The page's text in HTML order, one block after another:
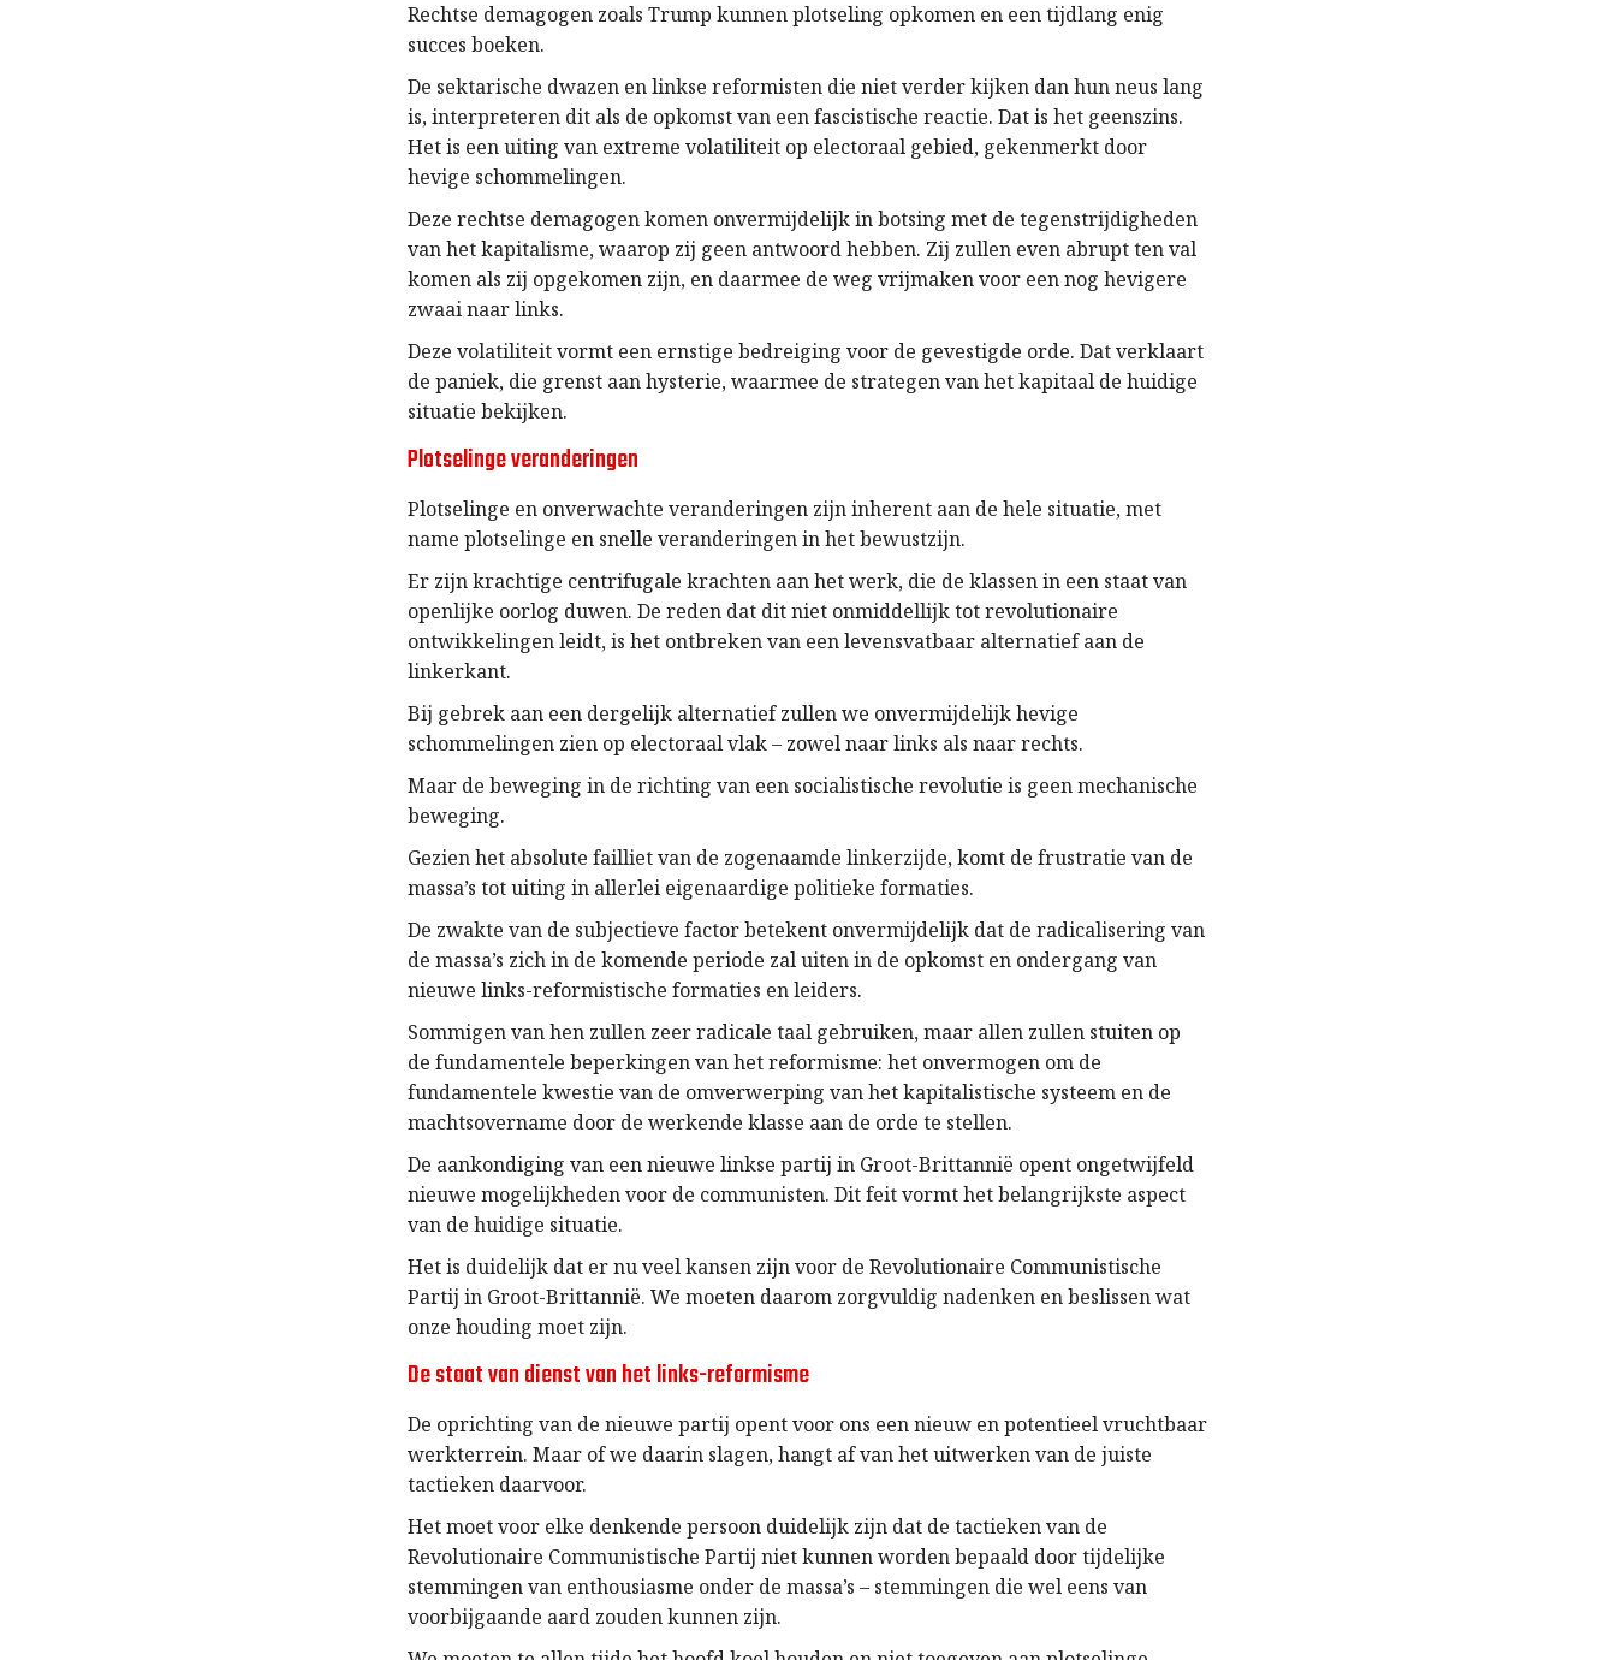
Rechtse demagogen zoals Trump kunnen plotseling opkomen en een tijdlang enig
succes boeken.
De sektarische dwazen en linkse reformisten die niet verder kijken dan hun neus lang
is, interpreteren dit als de opkomst van een fascistische reactie. Dat is het geenszins.
Het is een uiting van extreme volatiliteit op electoraal gebied, gekenmerkt door
hevige schommelingen.
Deze rechtse demagogen komen onvermijdelijk in botsing met de tegenstrijdigheden
van het kapitalisme, waarop zij geen antwoord hebben. Zij zullen even abrupt ten val
komen als zij opgekomen zijn, en daarmee de weg vrijmaken voor een nog hevigere
zwaai naar links.
Deze volatiliteit vormt een ernstige bedreiging voor de gevestigde orde. Dat verklaart
de paniek, die grenst aan hysterie, waarmee de strategen van het kapitaal de huidige
situatie bekijken.
Plotselinge veranderingen
Plotselinge en onverwachte veranderingen zijn inherent aan de hele situatie, met
name plotselinge en snelle veranderingen in het bewustzijn.
Er zijn krachtige centrifugale krachten aan het werk, die de klassen in een staat van
openlijke oorlog duwen. De reden dat dit niet onmiddellijk tot revolutionaire
ontwikkelingen leidt, is het ontbreken van een levensvatbaar alternatief aan de
linkerkant.
Bij gebrek aan een dergelijk alternatief zullen we onvermijdelijk hevige
schommelingen zien op electoraal vlak – zowel naar links als naar rechts.
Maar de beweging in de richting van een socialistische revolutie is geen mechanische
beweging.
Gezien het absolute failliet van de zogenaamde linkerzijde, komt de frustratie van de
massa’s tot uiting in allerlei eigenaardige politieke formaties.
De zwakte van de subjectieve factor betekent onvermijdelijk dat de radicalisering van
de massa’s zich in de komende periode zal uiten in de opkomst en ondergang van
nieuwe links-reformistische formaties en leiders.
Sommigen van hen zullen zeer radicale taal gebruiken, maar allen zullen stuiten op
de fundamentele beperkingen van het reformisme: het onvermogen om de
fundamentele kwestie van de omverwerping van het kapitalistische systeem en de
machtsovername door de werkende klasse aan de orde te stellen.
De aankondiging van een nieuwe linkse partij in Groot-Brittannië opent ongetwijfeld
nieuwe mogelijkheden voor de communisten. Dit feit vormt het belangrijkste aspect
van de huidige situatie.
Het is duidelijk dat er nu veel kansen zijn voor de Revolutionaire Communistische
Partij in Groot-Brittannië. We moeten daarom zorgvuldig nadenken en beslissen wat
onze houding moet zijn.
De staat van dienst van het links-reformisme
De oprichting van de nieuwe partij opent voor ons een nieuw en potentieel vruchtbaar
werkterrein. Maar of we daarin slagen, hangt af van het uitwerken van de juiste
tactieken daarvoor.
Het moet voor elke denkende persoon duidelijk zijn dat de tactieken van de
Revolutionaire Communistische Partij niet kunnen worden bepaald door tijdelijke
stemmingen van enthousiasme onder de massa’s – stemmingen die wel eens van
voorbijgaande aard zouden kunnen zijn.